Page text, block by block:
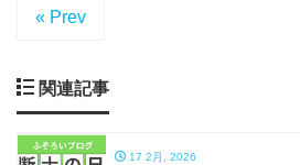
« Prev
関連記事
17 2月, 2026